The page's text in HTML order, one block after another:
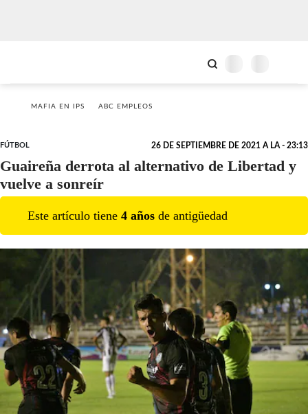
MAFIA EN IPS ABC EMPLEOS
FÚTBOL 26 DE SEPTIEMBRE DE 2021 A LA - 23:13
Guaireña derrota al alternativo de Libertad y
vuelve a sonreír
Este artículo tiene 4 años de antigüedad